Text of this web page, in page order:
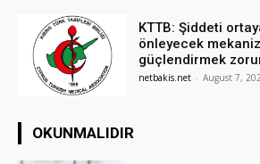
KTTB: Şiddeti
önleyecek
güçlendirmek
netbakis.net - August 7,
OKUNMALIDIR